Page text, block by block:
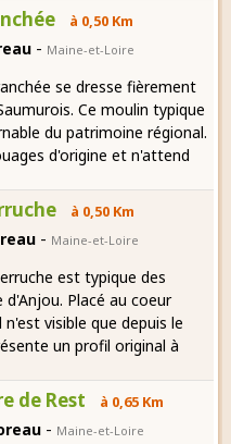
à 0,50 Km
- Maine-et-Loire
se dresse fièrement
Ce moulin typique
du patrimoine régional.
d'origine et n'attend
à 0,50 Km
- Maine-et-Loire
est typique des
Placé au coeur
visible que depuis le
un profil original à
de Rest à 0,65 Km
- Maine-et-Loire